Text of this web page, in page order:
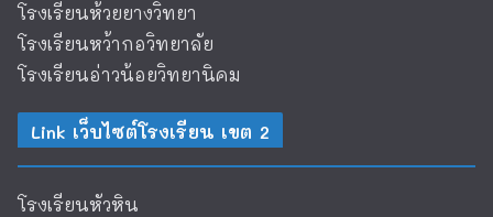
โรงเรียนห้วยยางวิทยา
โรงเรียนหว้ากอวิทยาลัย
โรงเรียนอ่าวน้อยวิทยานิคม
Link เว็บไซต์โรงเรียน เขต 2
โรงเรียนหัวหิน